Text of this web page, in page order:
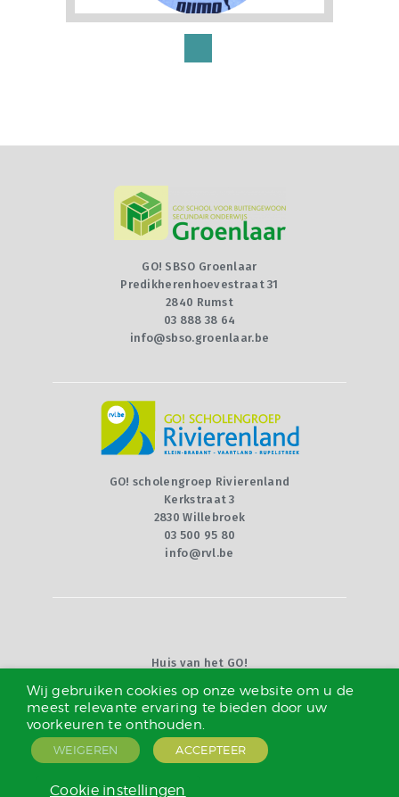
GO! SBSO Groenlaar
Predikherenhoevestraat 31
2840 Rumst
03 888 38 64
info@sbso.groenlaar.be
GO! scholengroep Rivierenland
Kerkstraat 3
2830 Willebroek
03 500 95 80
info@rvl.be
Huis van het GO!
1000 Brussel
02 790 92 00
Wij gebruiken cookies op onze website om u de
meest relevante ervaring te bieden door uw
voorkeuren te onthouden.
WEIGEREN ACCEPTEER
Cookie instellingen